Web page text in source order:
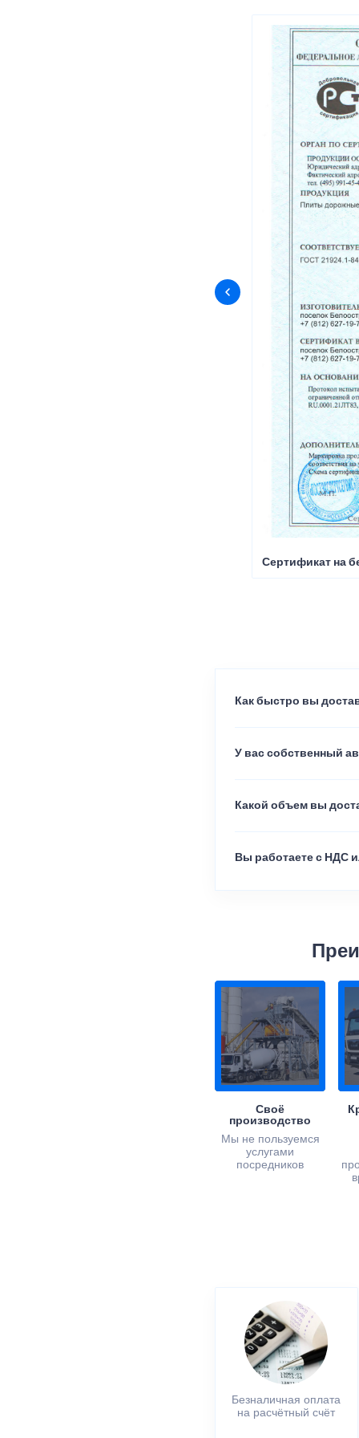
Сертификат на
Как быстро вы
У вас собственный
Какой объем вы
Вы работаете с НДС
Своё
производство
Мы не пользуемся
услугами
посредников
Безналичная оплата
на расчётный счёт